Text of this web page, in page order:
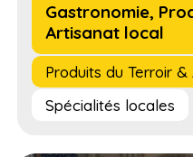
Gastronomie,
Artisanat local
Produits du Terroir
Spécialités locales